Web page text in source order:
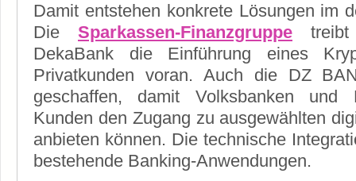
Damit entstehen konkrete Lösungen im
Die Sparkassen-Finanzgruppe treibt
DekaBank die Einführung eines
Privatkunden voran. Auch die DZ
geschaffen, damit Volksbanken und
Kunden den Zugang zu ausgewählten
anbieten können. Die technische
bestehende Banking-Anwendungen.